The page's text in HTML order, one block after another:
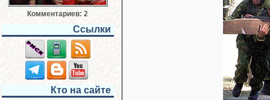
Комментариев: 2
Ссылки
Кто на сайте